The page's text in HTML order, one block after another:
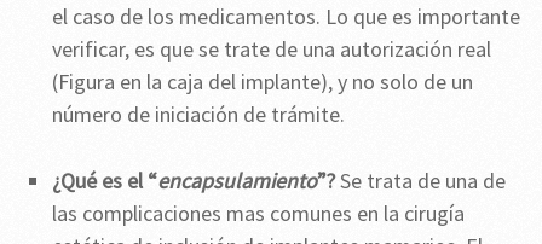
el caso de los medicamentos. Lo que es importante
verificar, es que se trate de una autorización real
(Figura en la caja del implante), y no solo de un
número de iniciación de trámite.
¿Qué es el “encapsulamiento”?Se trata de una de
las complicaciones mas comunes en la cirugía